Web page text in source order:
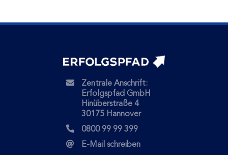
Zentrale Anschrift:
Erfolgspfad GmbH
Hinüberstraße 4
30175 Hannover
0800 99 99 399
E-Mail schreiben